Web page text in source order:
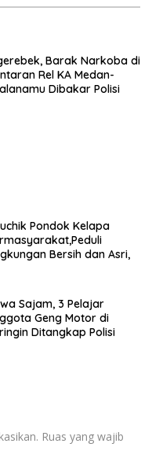
Barak Narkoba di
Rel KA Medan-
Dibakar Polisi
Pondok Kelapa
Bersih dan Asri,
Sajam, 3 Pelajar
Geng Motor di
Ditangkap Polisi
Ruas yang wajib